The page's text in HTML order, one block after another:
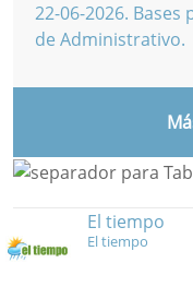
22-06-2026. Bases
de Administrativo.
El tiempo
El tiempo